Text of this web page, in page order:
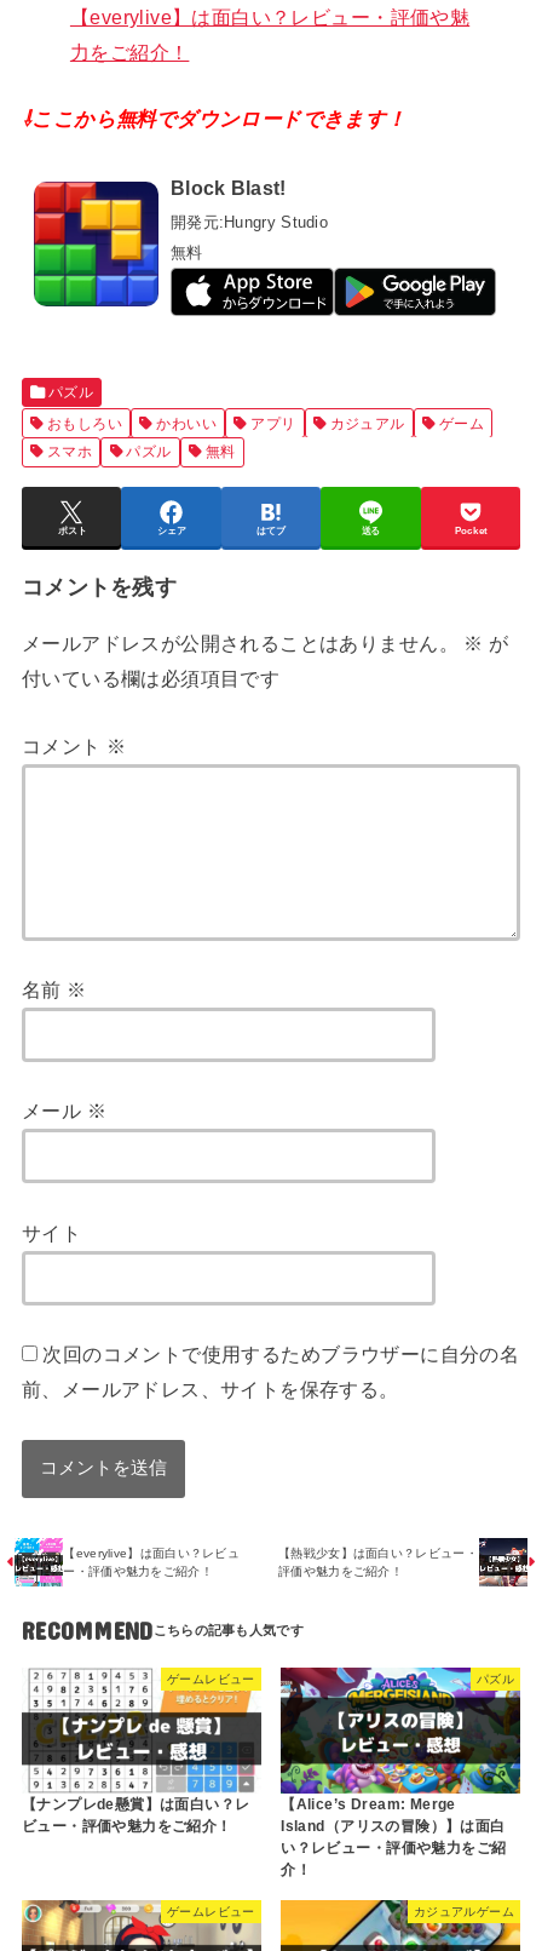
【everylive】は面白い？レビュー・評価や魅
力をご紹介！
⇩ここから無料でダウンロードできます！
Block Blast!
開発元: Hungry Studio
無料
パズル
おもしろい
かわいい アプリ カジュアル
ゲーム
スマホ
パズル 無料
ポスト シェア はてブ 送る Pocket
コメントを残す
メールアドレスが公開されることはありません。 ※ が
付いている欄は必須項目です
コメント ※
名前 ※
メール ※
サイト
次回のコメントで使用するためブラウザーに自分の名
前、メールアドレス、サイトを保存する。
【everylive】は面白い？レビュ
ー・評価や魅力をご紹介！
【熱戦少女】は面白い？レビュー・
評価や魅力をご紹介！
RECOMMEND
ゲームレビュー
【ナンプレde懸賞】は面白い？レ
ビュー・評価や魅力をご紹介！
パズル
【Alice’s Dream: Merge
Island（アリスの冒険）】は面白
い？レビュー・評価や魅力をご紹
介！
ゲームレビュー カジュアルゲーム